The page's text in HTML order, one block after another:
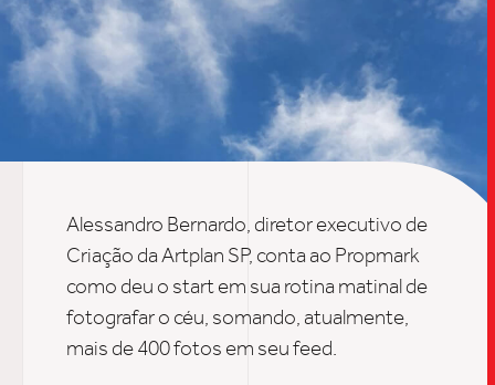
Alessandro Bernardo, diretor executivo de
Criação da Artplan SP, conta ao Propmark
como deu o start em sua rotina matinal de
fotografar o céu, somando, atualmente,
mais de 400 fotos em seu feed.